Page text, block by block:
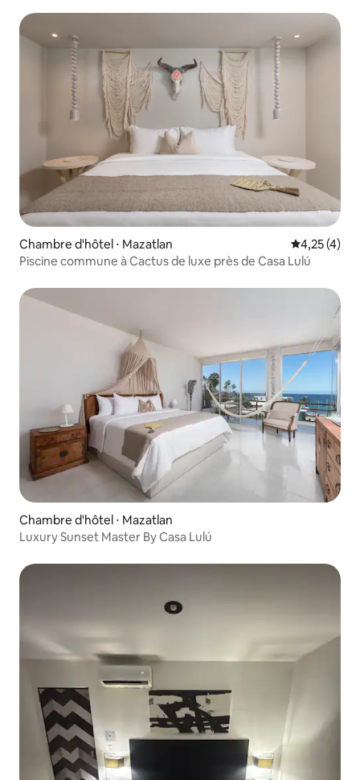
Chambre d'hôtel ⋅ Mazatlan Évaluation
4,25 (4)
Piscine commune à Cactus de luxe près de Casa Lulú
Chambre d'hôtel ⋅ Mazatlan
Luxury Sunset Master By Casa Lulú